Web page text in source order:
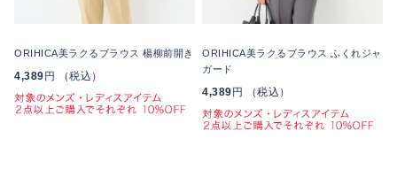
ORIHICA美ラクるブラウス 楊柳前開き
4,389円 （税込）
ORIHICA美ラクるブラウス ふくれジャ
ガード
4,389円 （税込）